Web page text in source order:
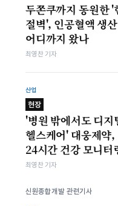
두쫀쿠까지 동원한 '
절벽', 인공혈액 생산
어디까지 왔나
최영찬 기자
산업
현장
'병원 밖에서도 디지
헬스케어' 대웅제약,
24시간 건강 모니터
최영찬 기자
신원종합개발 관련기사